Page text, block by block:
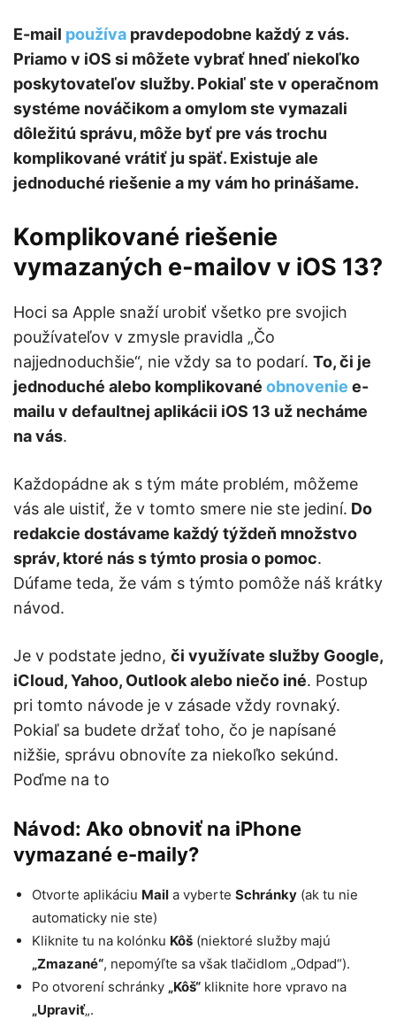
E-mail používa pravdepodobne každý z vás.
Priamo v iOS si môžete vybrať hneď niekoľko
poskytovateľov služby. Pokiaľ ste v operačnom
systéme nováčikom a omylom ste vymazali
dôležitú správu, môže byť pre vás trochu
komplikované vrátiť ju späť. Existuje ale
jednoduché riešenie a my vám ho prinášame.
Komplikované riešenie
vymazaných e-mailov v iOS 13?
Hoci sa Apple snaží urobiť všetko pre svojich
používateľov v zmysle pravidla „Čo
najjednoduchšie“, nie vždy sa to podarí. To, či je
jednoduché alebo komplikované obnovenie e-
mailu v defaultnej aplikácii iOS 13 už necháme
na vás.
Každopádne ak s tým máte problém, môžeme
vás ale uistiť, že v tomto smere nie ste jediní. Do
redakcie dostávame každý týždeň množstvo
správ, ktoré nás s týmto prosia o pomoc.
Dúfame teda, že vám s týmto pomôže náš krátky
návod.
Je v podstate jedno, či využívate služby Google,
iCloud, Yahoo, Outlook alebo niečo iné. Postup
pri tomto návode je v zásade vždy rovnaký.
Pokiaľ sa budete držať toho, čo je napísané
nižšie, správu obnovíte za niekoľko sekúnd.
Poďme na to
Návod: Ako obnoviť na iPhone
vymazané e-maily?
Otvorte aplikáciu Mail a vyberte Schránky (ak tu nie
automaticky nie ste)
Kliknite tu na kolónku Kôš (niektoré služby majú
„Zmazané“, nepomýľte sa však tlačidlom „Odpad“).
Po otvorení schránky „Kôš“ kliknite hore vpravo na
„Upraviť„.